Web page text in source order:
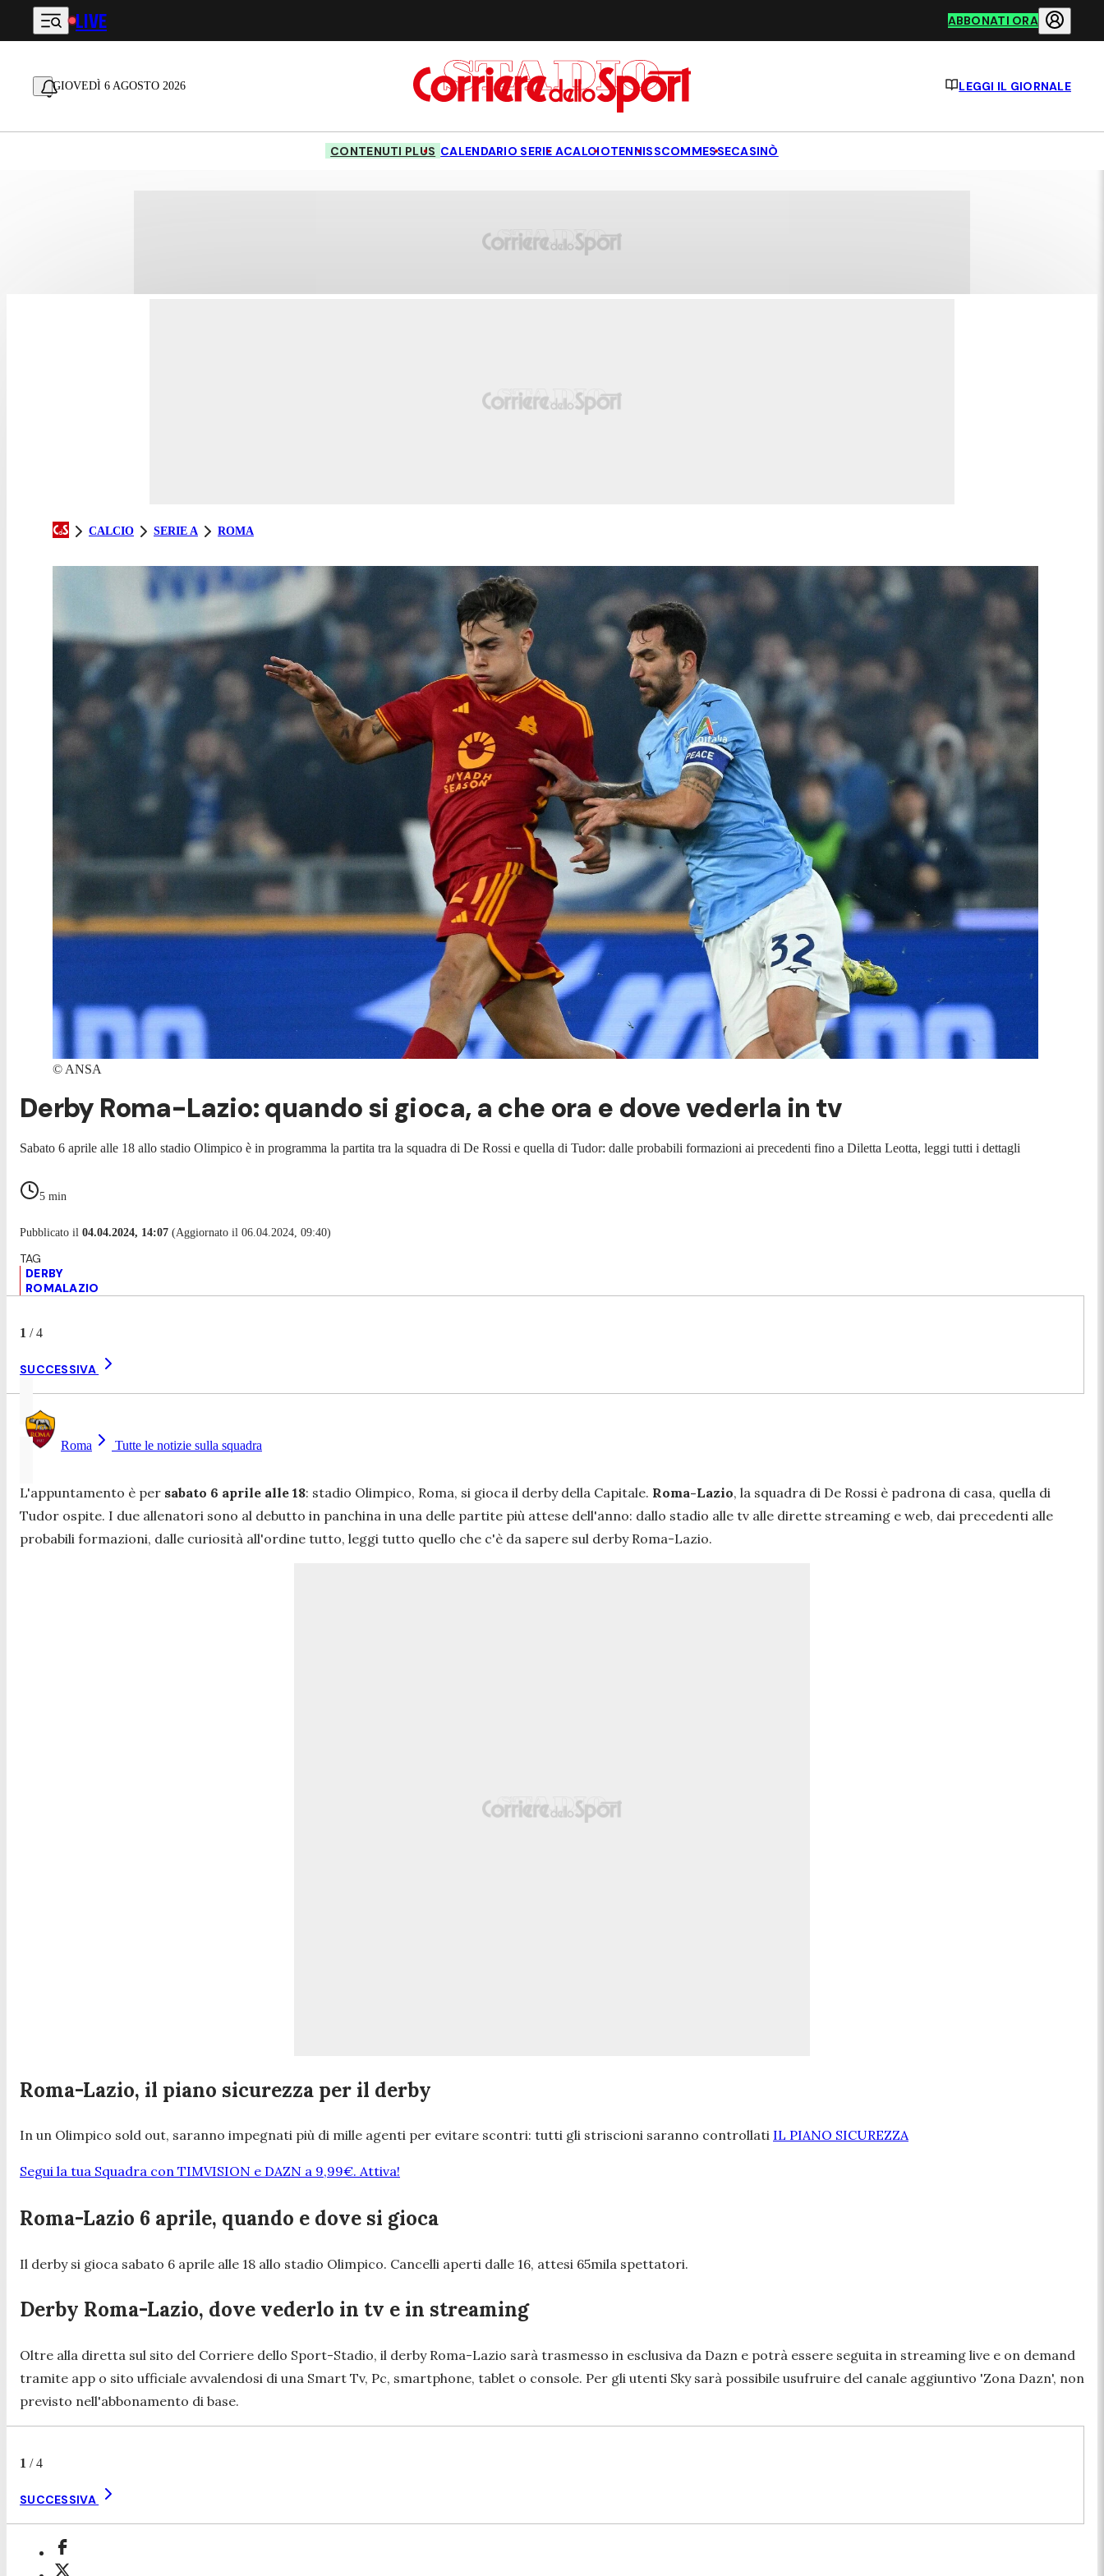
Vai al contenuto principale
LIVE ABBONATI ORA
GIOVEDÌ 6 AGOSTO 2026 LEGGI IL GIORNALE
CONTENUTI PLUS CALENDARIO SERIE ACALCIOTENNISSCOMMESSECASINÒ
CALCIO SERIE A ROMA
© ANSA
Derby Roma-Lazio: quando si gioca, a che ora e dove vederla in tv
Sabato 6 aprile alle 18 allo stadio Olimpico è in programma la partita tra la squadra di De Rossi e quella di Tudor: dalle probabili formazioni ai precedenti fino a Diletta Leotta, leggi tutti i dettagli
5 min
Pubblicato il 04.04.2024, 14:07 (Aggiornato il 06.04.2024, 09:40)
DERBY
ROMALAZIO
1 /4
SUCCESSIVA
Roma Tutte le notizie sulla squadra
L'appuntamento è per sabato 6 aprile alle 18: stadio Olimpico, Roma, si gioca il derby della Capitale. Roma-Lazio, la squadra di De Rossi è padrona di casa, quella di
Tudor ospite. I due allenatori sono al debutto in panchina in una delle partite più attese dell'anno: dallo stadio alle tv alle dirette streaming e web, dai precedenti alle
probabili formazioni, dalle curiosità all'ordine tutto, leggi tutto quello che c'è da sapere sul derby Roma-Lazio.
Roma-Lazio, il piano sicurezza per il derby
In un Olimpico sold out, saranno impegnati più di mille agenti per evitare scontri: tutti gli striscioni saranno controllati IL PIANO SICUREZZA
Segui la tua Squadra con TIMVISION e DAZN a 9,99€. Attiva!
Roma-Lazio 6 aprile, quando e dove si gioca
Il derby si gioca sabato 6 aprile alle 18 allo stadio Olimpico. Cancelli aperti dalle 16, attesi 65mila spettatori.
Derby Roma-Lazio, dove vederlo in tv e in streaming
Oltre alla diretta sul sito del Corriere dello Sport-Stadio, il derby Roma-Lazio sarà trasmesso in esclusiva da Dazn e potrà essere seguita in streaming live e on demand
tramite app o sito ufficiale avvalendosi di una Smart Tv, Pc, smartphone, tablet o console. Per gli utenti Sky sarà possibile usufruire del canale aggiuntivo 'Zona Dazn', non
previsto nell'abbonamento di base.
1 /4
SUCCESSIVA